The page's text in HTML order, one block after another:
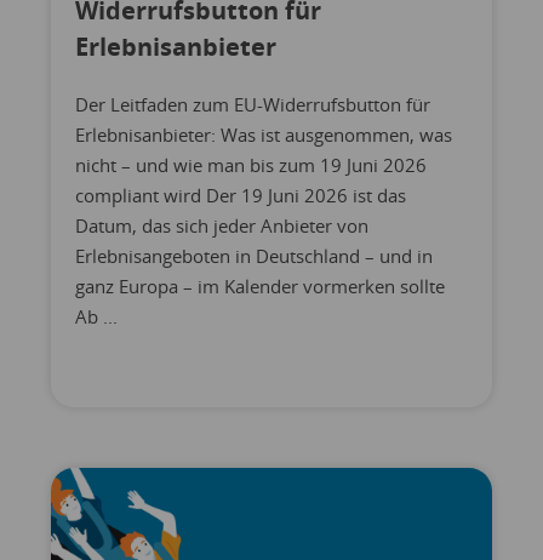
Widerrufsbutton für
Erlebnisanbieter
Der Leitfaden zum EU-Widerrufsbutton für
Erlebnisanbieter: Was ist ausgenommen, was
nicht – und wie man bis zum 19 Juni 2026
compliant wird Der 19 Juni 2026 ist das
Datum, das sich jeder Anbieter von
Erlebnisangeboten in Deutschland – und in
ganz Europa – im Kalender vormerken sollte
Ab ...